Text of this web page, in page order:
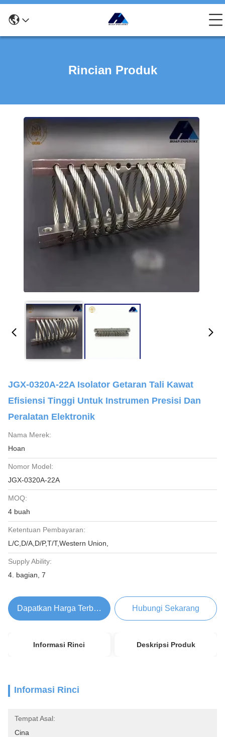
Rincian Produk
JGX-0320A-22A Isolator Getaran Tali Kawat
Efisiensi Tinggi Untuk Instrumen Presisi Dan
Peralatan Elektronik
Nama Merek:
Hoan
Nomor Model:
JGX-0320A-22A
MOQ:
4 buah
Ketentuan Pembayaran:
L/C,D/A,D/P,T/T,Western Union,
Supply Ability:
4. bagian, 7
Dapatkan Harga Terbaik Hubungi Sekarang
Informasi Rinci Deskripsi Produk
Informasi Rinci
Tempat Asal:
Cina